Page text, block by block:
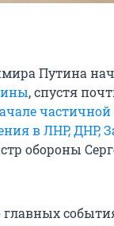
Путина
, спустя
в ЛНР, ДНР,
обороны